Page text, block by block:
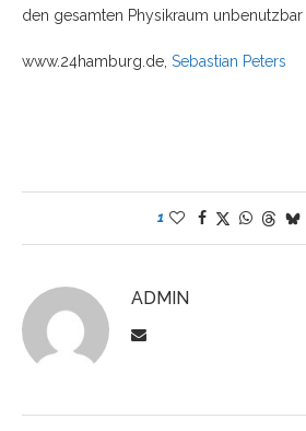
den gesamten Physikraum unbenutzbar
www.24hamburg.de, Sebastian Peters
1
ADMIN